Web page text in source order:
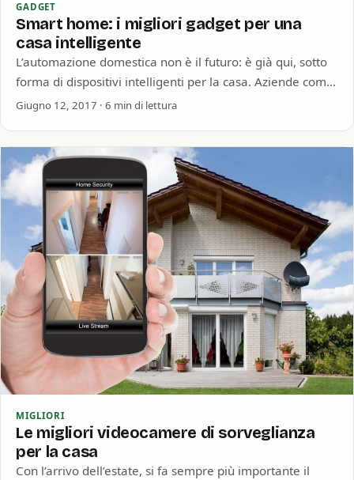
GADGET
Smart home: i migliori gadget per una
casa intelligente
L’automazione domestica non è il futuro: è già qui, sotto
forma di dispositivi intelligenti per la casa. Aziende come
Nest, Philips Hue,…
Giugno 12, 2017 · 6 min di lettura
MIGLIORI
Le migliori videocamere di sorveglianza
per la casa
Con l’arrivo dell’estate, si fa sempre più importante il